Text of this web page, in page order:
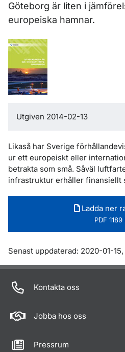
Göteborg är liten i
europeiska hamnar.
Utgiven 2014-02-13
Likaså har Sverige
ur ett europeiskt eller
betrakta som små. Såväl
infrastruktur erhåller finansiellt
Ladda ner
PDF 1189
Om sidan
Senast uppdaterad: 2020-01-
Kontakta oss
Jobba hos oss
Pressrum